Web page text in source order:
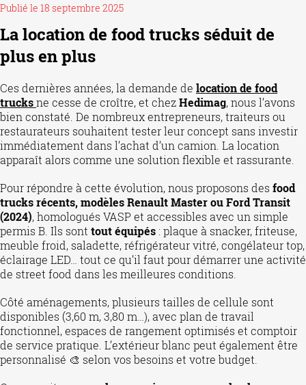
Publié le 18 septembre 2025
La location de food trucks séduit de
plus en plus
Ces dernières années, la demande de location de food
trucksne cesse de croître, et chezHedimag, nous l’avons
bien constaté. De nombreux entrepreneurs, traiteurs ou
restaurateurs souhaitent tester leur concept sans investir
immédiatement dans l’achat d’un camion. La location
apparaît alors comme une solution flexible et rassurante.
Pour répondre à cette évolution, nous proposons des food
trucks récents, modèles Renault Master ou Ford Transit
(2024), homologués VASP et accessibles avec un simple
permis B. Ils sont tout équipés : plaque à snacker, friteuse,
meuble froid, saladette, réfrigérateur vitré, congélateur top,
éclairage LED… tout ce qu’il faut pour démarrer une activité
de street food dans les meilleures conditions.
Côté aménagements, plusieurs tailles de cellule sont
disponibles (3,60 m, 3,80 m…), avec plan de travail
fonctionnel, espaces de rangement optimisés et comptoir
de service pratique. L’extérieur blanc peut également être
personnalisé 🎨 selon vos besoins et votre budget.